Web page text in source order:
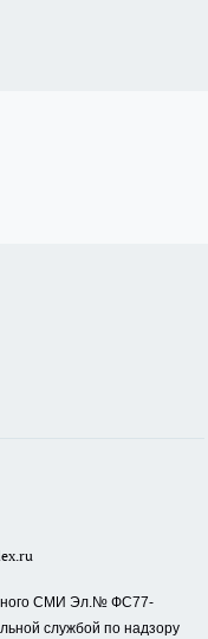
СМИ Эл.№ ФС77-
службой по надзору